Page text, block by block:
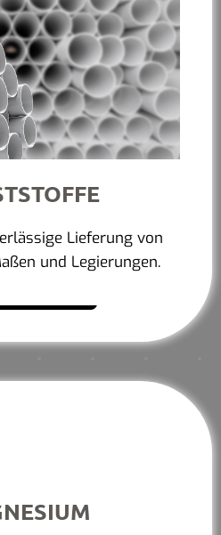
Lieferung von
und Legierungen.